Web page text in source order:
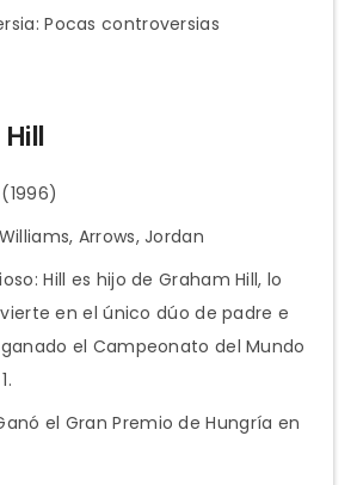
Pocas controversias
Arrows, Jordan
Hill es hijo de Graham Hill, lo
en el único dúo de padre e
el Campeonato del Mundo
el Gran Premio de Hungría en